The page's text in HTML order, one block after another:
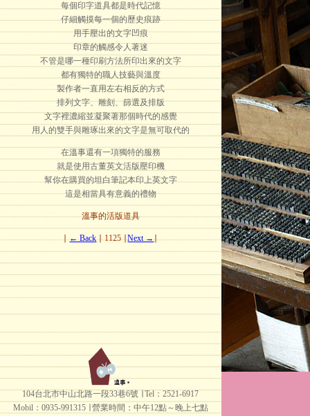
每個印字道具都是時代記憶
仔細觸摸每一個的歷史痕跡
用手壓出的文字凹痕
印章的觸感令人著迷
不管是哪一種印刷方法所印出來的文字
都有獨特的職人技藝與溫度
製作者一直用左右相反的方式
排列文字、雕刻、篩選及排版
文字裡濃縮並凝聚著那個時代的感覺
用人的雙手與雕琢出來的文字是無可取代的
在溫事還有一項獨特的服務
就是使用古董英文活版壓印機
幫你在購買的坦白筆記本印上英文字
這是相當具有意義的禮物
溫事的活版道具
∣← Back∣ 1125 ∣Next →∣
104台北市中山北路一段33巷6號 ∣ Tel：2521-6917
Mobil：0935-991315 ∣
營業時間：中午12點～晚上七點